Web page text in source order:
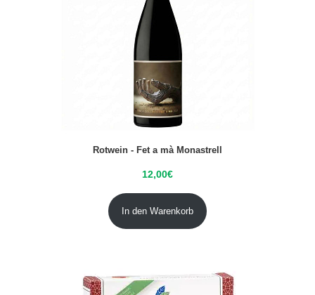
Rotwein - Fet a mà Monastrell
12,00€
In den Warenkorb